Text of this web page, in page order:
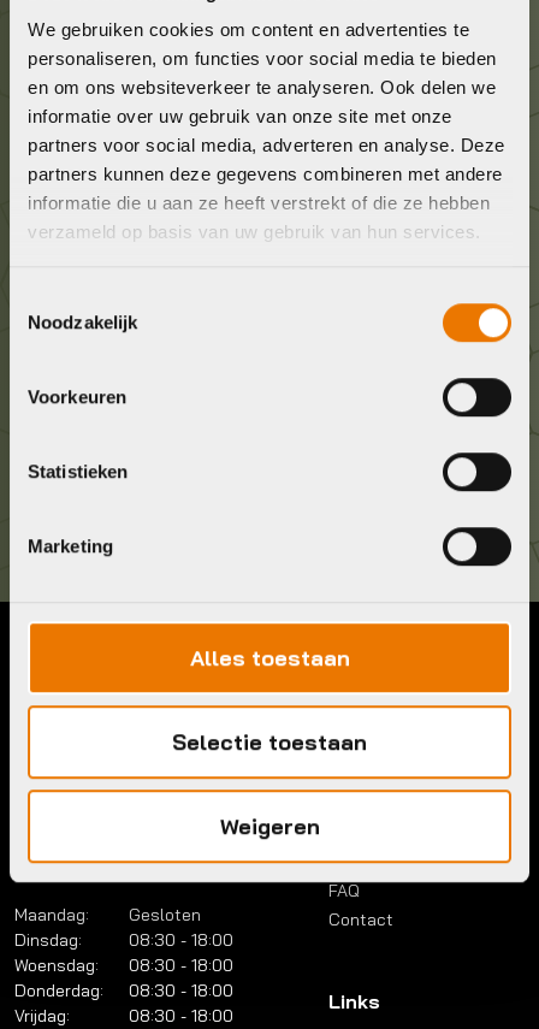
We gebruiken cookies om content en advertenties te
personaliseren, om functies voor social media te bieden
en om ons websiteverkeer te analyseren. Ook delen we
informatie over uw gebruik van onze site met onze
partners voor social media, adverteren en analyse. Deze
partners kunnen deze gegevens combineren met andere
informatie die u aan ze heeft verstrekt of die ze hebben
verzameld op basis van uw gebruik van hun services.
Noodzakelijk
Voorkeuren
Statistieken
Marketing
Alles toestaan
Selectie toestaan
Weigeren
Graag in contact komen?
Wij staan voor je klaar! Neem contact op via de
onderstaande gegevens.
Stuur ons een e-mail
Geef ons een belletje
Brouwerstraat 8B
Telefoon:
036 5304422
info@bykestore.nl
1315 BP Almere
Openingstijden
Maandag:
Gesloten
Dinsdag:
08:30 - 18:00
Woensdag:
08:30 - 18:00
Donderdag:
08:30 - 18:00
Vrijdag:
08:30 - 18:00
Menu
Lease a bike
Service pakket
Vacatures
FAQ
Contact
Links